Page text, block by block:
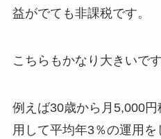
益がでても非課税です。
こちらもかなり大きいです
例えば30歳から月5,000
用して平均年3％の運用